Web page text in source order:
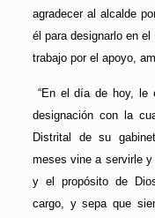
agradecer al alcalde
él para designarlo en
trabajo por el apoyo,
“En el día de hoy, le
designación con la
Distrital de su
meses vine a servirle
y el propósito de
cargo, y sepa que